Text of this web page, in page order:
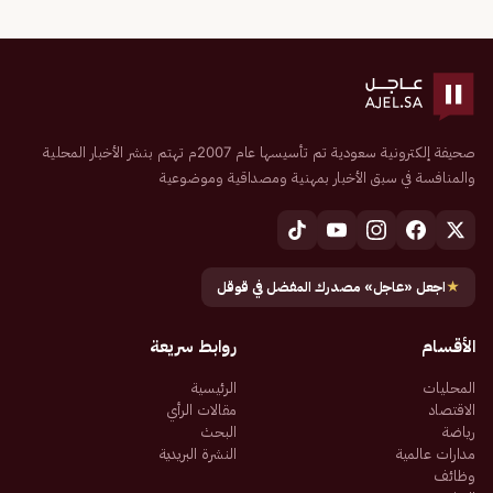
صحيفة إلكترونية سعودية تم تأسيسها عام 2007م تهتم بنشر الأخبار المحلية
والمنافسة في سبق الأخبار بمهنية ومصداقية وموضوعية
★اجعل «عاجل» مصدرك المفضل في قوقل
الأقسام
المحليات
الاقتصاد
رياضة
مدارات عالمية
وظائف
روابط سريعة
الرئيسية
مقالات الرأي
البحث
النشرة البريدية